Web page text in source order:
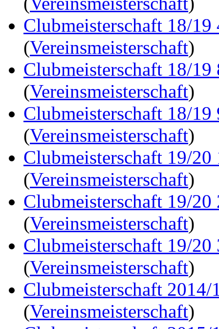
Clubmeisterschaft 18/19
(Vereinsmeisterschaft)
Clubmeisterschaft 18/19
(Vereinsmeisterschaft)
Clubmeisterschaft 18/19
(Vereinsmeisterschaft)
Clubmeisterschaft 19/20
(Vereinsmeisterschaft)
Clubmeisterschaft 19/20
(Vereinsmeisterschaft)
Clubmeisterschaft 19/20
(Vereinsmeisterschaft)
Clubmeisterschaft
(Vereinsmeisterschaft)